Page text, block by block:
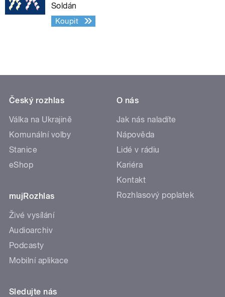
Soldán
Koupit
Český rozhlas
Válka na Ukrajině
Komunální volby
Stanice
eShop
mujRozhlas
Živé vysílání
Audioarchiv
Podcasty
Mobilní aplikace
O nás
Jak nás naladíte
Nápověda
Lidé v rádiu
Kariéra
Kontakt
Rozhlasový poplatek
Sledujte nás